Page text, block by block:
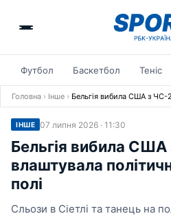
Футбол Баскетбол Теніс
Головна › Інше › Бельгія вибила США з ЧС-
ІНШЕ 07 липня 2026 · 11:30
Бельгія вибила
влаштувала
полі
Сльози в Сіетлі та танець на